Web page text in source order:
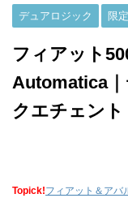
デュアロジック 限
フィアット
Automatica
クエチェント
Topick!フィアット＆アバ